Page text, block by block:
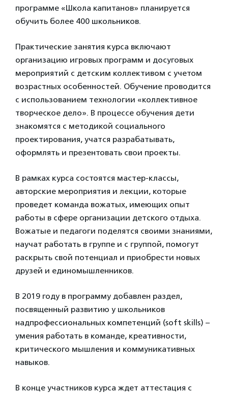
программе «Школа капитанов» планируется
обучить более 400 школьников.
Практические занятия курса включают
организацию игровых программ и досуговых
мероприятий с детским коллективом с учетом
возрастных особенностей. Обучение проводится
с использованием технологии «коллективное
творческое дело». В процессе обучения дети
знакомятся с методикой социального
проектирования, учатся разрабатывать,
оформлять и презентовать свои проекты.
В рамках курса состоятся мастер-классы,
авторские мероприятия и лекции, которые
проведет команда вожатых, имеющих опыт
работы в сфере организации детского отдыха.
Вожатые и педагоги поделятся своими знаниями,
научат работать в группе и с группой, помогут
раскрыть свой потенциал и приобрести новых
друзей и единомышленников.
В 2019 году в программу добавлен раздел,
посвященный развитию у школьников
надпрофессиональных компетенций (soft skills) –
умения работать в команде, креативности,
критического мышления и коммуникативных
навыков.
В конце участников курса ждет аттестация с